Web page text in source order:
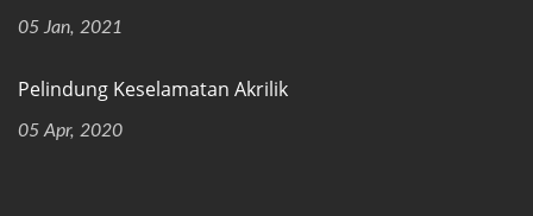
05 Jan, 2021
Pelindung Keselamatan Akrilik
05 Apr, 2020